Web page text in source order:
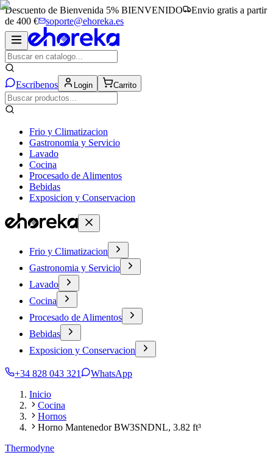
Descuento de Bienvenida 5% BIENVENIDO
Envio gratis a partir
de 400 €
soporte@ehoreka.es
Escribenos Login Carrito
Frio y Climatizacion
Gastronomia y Servicio
Lavado
Cocina
Procesado de Alimentos
Bebidas
Exposicion y Conservacion
Frio y Climatizacion
Gastronomia y Servicio
Lavado
Cocina
Procesado de Alimentos
Bebidas
Exposicion y Conservacion
+34 828 043 321
WhatsApp
Inicio
Cocina
Hornos
Horno Mantenedor BW3SNDNL, 3.82 ft³
Thermodyne